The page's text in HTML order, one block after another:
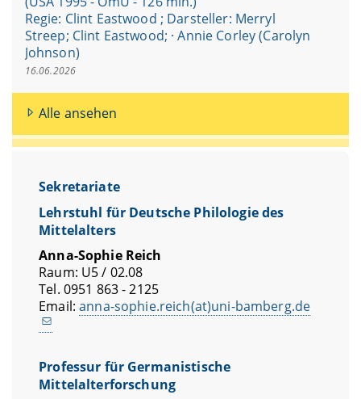
Sekretariate
Lehrstuhl für Deutsche Philologie des
Mittelalters
Anna-Sophie Reich
Raum: U5 / 02.08
Tel. 0951 863 - 2125
Email:anna-sophie.reich(at)uni-bamberg.de
Professur für Germanistische
Mittelalterforschung
Regie: Clint Eastwood ; Darsteller: Merryl
Streep; Clint Eastwood; · Annie Corley (Carolyn
Johnson)
16.06.2026
Alle ansehen